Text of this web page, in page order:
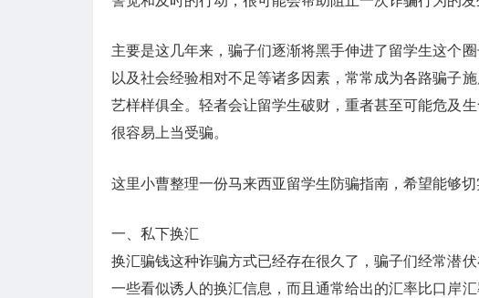
主要是这几年来，骗子们逐渐将黑手伸进了留学生这个
以及社会经验相对不足等诸多因素，常常成为各路骗子
艺样样俱全。轻者会让留学生破财，重者甚至可能危及
很容易上当受骗。
这里小曹整理一份马来西亚留学生防骗指南，希望能够切
一、私下换汇
换汇骗钱这种诈骗方式已经存在很久了，骗子们经常潜
一些看似诱人的换汇信息，而且通常给出的汇率比口岸